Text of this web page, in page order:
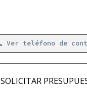
Ver teléfono de
SOLICITAR